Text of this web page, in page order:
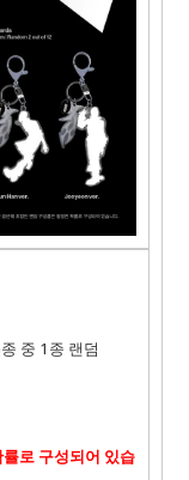
중 1종 랜덤
로 구성되어 있습